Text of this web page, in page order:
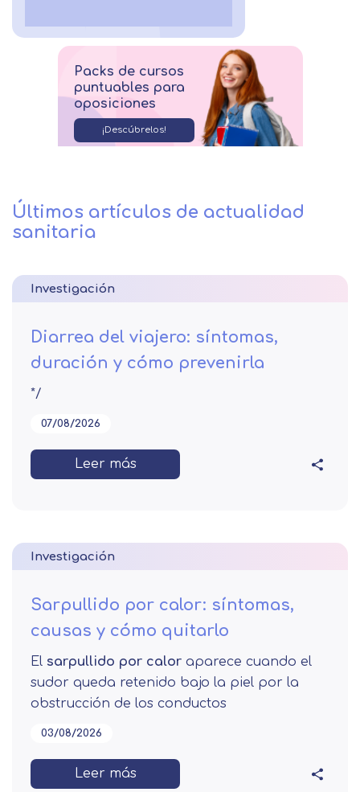
Packs de cursos
puntuables para
oposiciones
¡Descúbrelos!
Últimos artículos de actualidad
sanitaria
Investigación
Diarrea del viajero: síntomas,
duración y cómo prevenirla
*/
07/08/2026
Leer más
Investigación
Sarpullido por calor: síntomas,
causas y cómo quitarlo
El sarpullido por calor aparece cuando el
sudor queda retenido bajo la piel por la
obstrucción de los conductos
03/08/2026
Leer más